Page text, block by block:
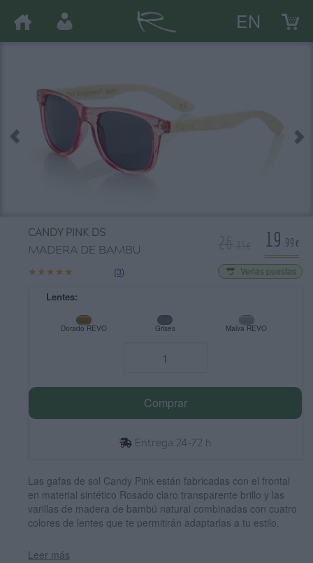
EN
CANDY PINK DS
MADERA DE BAMBU
★★★★★
★★★★★ (3) Verlas puestas
Lentes:
Dorado REVO Grises Malva REVO
Comprar
Entrega 24-72 h
19 .99€
Las gafas de sol Candy Pink están fabricadas con el frontal
en material sintético Rosado claro transparente brillo y las
varillas de madera de bambú natural combinadas con cuatro
colores de lentes que te permitirán adaptarlas a tu estilo.
Leer más